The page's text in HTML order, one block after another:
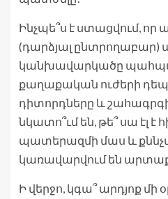
Ինչպե՞ս է ստացվում, որ
(դարձյալ ընտրողաբար)
կանխավարկածը
քաղաքական ուժերի
դիտորդները և
նկատո՞ւմ են, թե՞ սա էլ է
պատերազմի մաս և
կառավարվում են
Ի վերջո, կգա՞ արդյոք